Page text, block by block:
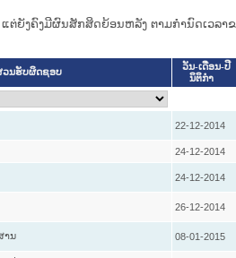
ຍັງຄົງມີຜົນສັກສິດຍ້ອນຫລັງ ຕາມກໍານົດເວລາຂ
ວນຮັບຜິດຊອບ
ວັນ-ເດືອນ-ປີ
ນິຕິກໍາ
22-12-2014
24-12-2014
24-12-2014
26-12-2014
ານ 08-01-2015